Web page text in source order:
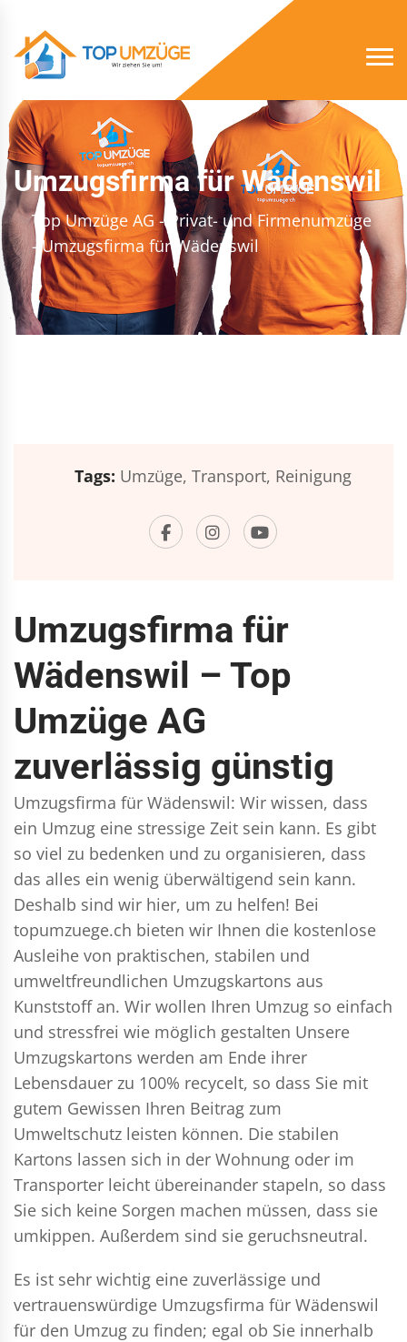
Umzugsfirma für Wädenswil
Top Umzüge AG - Privat- und Firmenumzüge
- Umzugsfirma für Wädenswil
Tags: Umzüge, Transport, Reinigung
Umzugsfirma für
Wädenswil – Top
Umzüge AG
zuverlässig günstig
Umzugsfirma für Wädenswil: Wir wissen, dass
ein Umzug eine stressige Zeit sein kann. Es gibt
so viel zu bedenken und zu organisieren, dass
das alles ein wenig überwältigend sein kann.
Deshalb sind wir hier, um zu helfen! Bei
topumzuege.ch bieten wir Ihnen die kostenlose
Ausleihe von praktischen, stabilen und
umweltfreundlichen Umzugskartons aus
Kunststoff an. Wir wollen Ihren Umzug so einfach
und stressfrei wie möglich gestalten Unsere
Umzugskartons werden am Ende ihrer
Lebensdauer zu 100% recycelt, so dass Sie mit
gutem Gewissen Ihren Beitrag zum
Umweltschutz leisten können. Die stabilen
Kartons lassen sich in der Wohnung oder im
Transporter leicht übereinander stapeln, so dass
Sie sich keine Sorgen machen müssen, dass sie
umkippen. Außerdem sind sie geruchsneutral.
Es ist sehr wichtig eine zuverlässige und
vertrauenswürdige Umzugsfirma für Wädenswil
für den Umzug zu finden; egal ob Sie innerhalb